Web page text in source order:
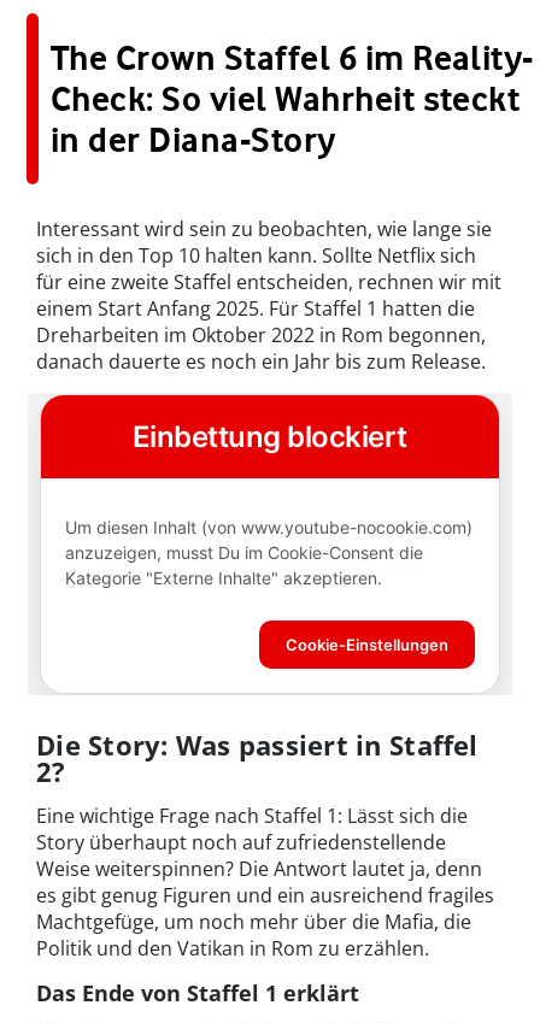
The Crown Staffel 6 im Reality-
Check: So viel Wahrheit steckt
in der Diana-Story
Interessant wird sein zu beobachten, wie lange sie
sich in den Top 10 halten kann. Sollte Netflix sich
für eine zweite Staffel entscheiden, rechnen wir mit
einem Start Anfang 2025. Für Staffel 1 hatten die
Dreharbeiten im Oktober 2022 in Rom begonnen,
danach dauerte es noch ein Jahr bis zum Release.
Die Story: Was passiert in Staffel
2?
Eine wichtige Frage nach Staffel 1: Lässt sich die
Story überhaupt noch auf zufriedenstellende
Weise weiterspinnen? Die Antwort lautet ja, denn
es gibt genug Figuren und ein ausreichend fragiles
Machtgefüge, um noch mehr über die Mafia, die
Politik und den Vatikan in Rom zu erzählen.
Das Ende von Staffel 1 erklärt